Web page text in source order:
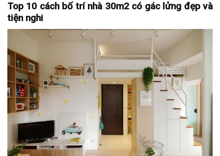
Top 10 cách bố trí nhà 30m2 có gác lửng đẹp và
tiện nghi